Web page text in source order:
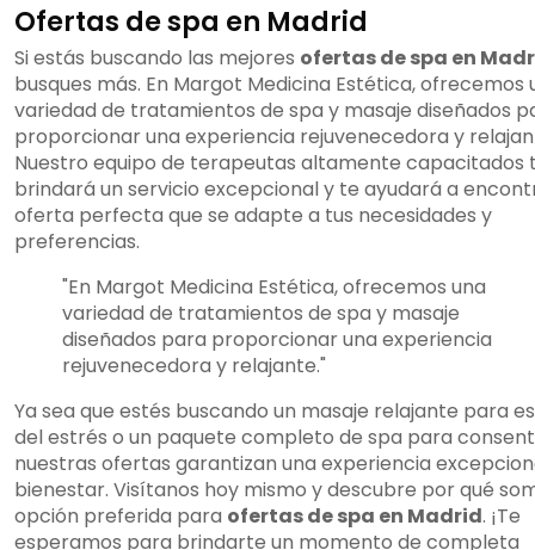
Ofertas de spa en Madrid
Si estás buscando las mejores ofertas de spa en
busques más. En Margot Medicina Estética, ofrecemos
variedad de tratamientos de spa y masaje diseñados
proporcionar una experiencia rejuvenecedora y
Nuestro equipo de terapeutas altamente capacitados
brindará un servicio excepcional y te ayudará a
oferta perfecta que se adapte a tus necesidades y
preferencias.
"En Margot Medicina Estética, ofrecemos una
variedad de tratamientos de spa y masaje
diseñados para proporcionar una experiencia
rejuvenecedora y relajante."
Ya sea que estés buscando un masaje relajante para
del estrés o un paquete completo de spa para
nuestras ofertas garantizan una experiencia
bienestar. Visítanos hoy mismo y descubre por qué
opción preferida para ofertas de spa en Madrid. ¡Te
esperamos para brindarte un momento de completa